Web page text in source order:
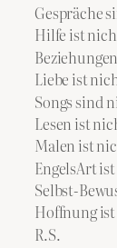
Gespräche
Hilfe ist
Liebe ist
Songs sind
Lesen ist
Malen ist
EngelsArt
Selbst-
Hoffnung
R.S.